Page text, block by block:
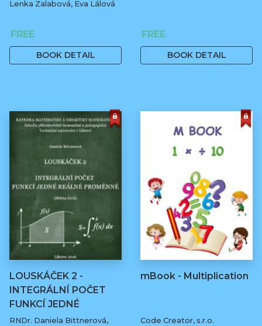
Lenka Zalabová, Eva Lálová
FREE
BOOK DETAIL
FREE
BOOK DETAIL
LOUSKÁČEK 2 -
INTEGRÁLNÍ POČET
FUNKCÍ JEDNÉ
REÁLNÉ…
RNDr. Daniela Bittnerová,
mBook - Multiplication
Code Creator, s.r.o.